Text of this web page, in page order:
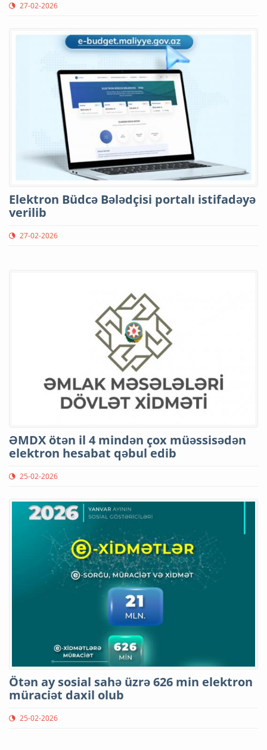
27-02-2026
Elektron Büdcə Bələdçisi portalı istifadəyə
verilib
27-02-2026
ƏMDX ötən il 4 mindən çox müəssisədən
elektron hesabat qəbul edib
25-02-2026
Ötən ay sosial sahə üzrə 626 min elektron
müraciət daxil olub
25-02-2026